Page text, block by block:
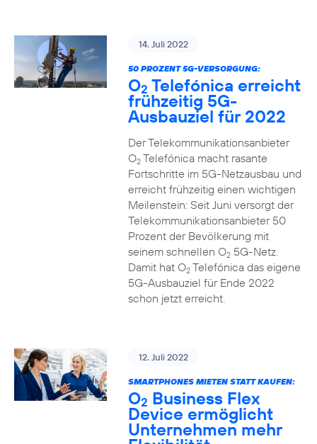
14. Juli 2022
50 PROZENT 5G-VERSORGUNG:
O2 Telefónica erreicht
frühzeitig 5G-
Ausbauziel für 2022
Der Telekommunikationsanbieter
O2Telefónica macht rasante
Fortschritte im 5G-Netzausbau und
erreicht frühzeitig einen wichtigen
Meilenstein: Seit Juni versorgt der
Telekommunikationsanbieter 50
Prozent der Bevölkerung mit
seinem schnellen O25G-Netz.
Damit hat O2Telefónica das eigene
5G-Ausbauziel für Ende 2022
schon jetzt erreicht.
12. Juli 2022
SMARTPHONES MIETEN STATT KAUFEN:
O2 Business Flex
Device ermöglicht
Unternehmen mehr